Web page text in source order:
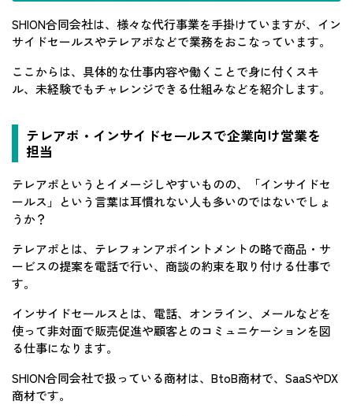
SHION合同会社は、様々な代行事業を手掛けていますが、イン
サイドセールスやテレアポなどで業務をおこなっています。
ここからは、具体的な仕事内容や働くことで身に付くスキ
ル、未経験でもチャレンジできる仕組みなどを紹介します。
テレアポ・インサイドセールスで企業向け営業を
担当
テレアポというとイメージしやすいものの、「インサイドセ
ールス」という言葉は耳慣れない人も多いのではないでしょ
うか？
テレアポとは、テレフォンアポイントメントの略で商品・サ
ービスの提案を電話で行い、商談の約束を取り付ける仕事で
す。
インサイドセールスとは、電話、オンライン、メールなどを
使って非対面で販売促進や顧客とのコミュニケーションを図
る仕事になります。
SHION合同会社で扱っている商材は、BtoB商材で、SaaSやDX
商材です。